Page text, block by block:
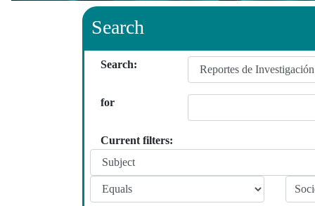
Search
Search:
for
Current filters: